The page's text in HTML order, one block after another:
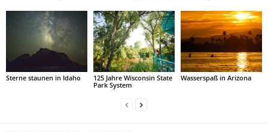
Sterne staunen in Idaho
125 Jahre Wisconsin State
Park System
Wasserspaß in Arizona